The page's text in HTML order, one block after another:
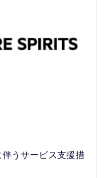
うサービス支援措